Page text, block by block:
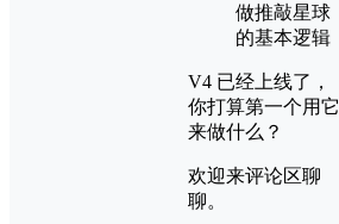
做推敲星球
的基本逻辑
V4 已经上线了，
你打算第一个用它
来做什么？
欢迎来评论区聊
聊。